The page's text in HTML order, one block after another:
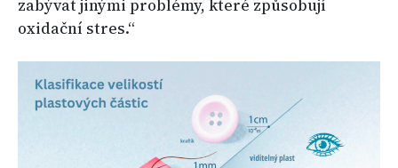
zabývat jinými problémy, které způsobují
oxidační stres.“